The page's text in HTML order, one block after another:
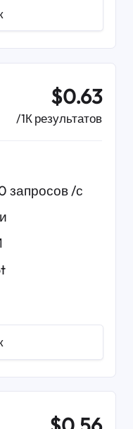
$0.63
/1К результатов
запросов /с